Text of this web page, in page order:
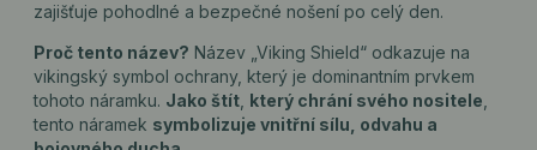
zajišťuje pohodlné a bezpečné nošení po celý den.
Proč tento název? Název „Viking Shield“ odkazuje na
vikingský symbol ochrany, který je dominantním prvkem
tohoto náramku. Jako štít který chrání svého nositele
tento náramek symbolizuje vnitřní sílu, odvahu a